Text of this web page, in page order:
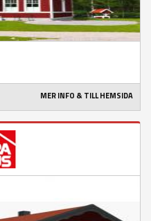
MER INFO & TILL HEMSIDA